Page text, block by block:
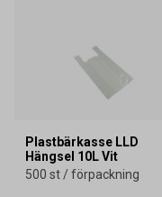
Plastbärkasse LLD
Hängsel 10L Vit
500 st / förpackning